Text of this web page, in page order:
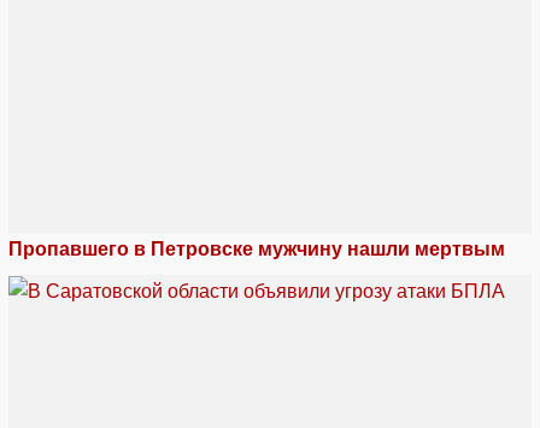
Пропавшего в Петровске мужчину нашли мертвым